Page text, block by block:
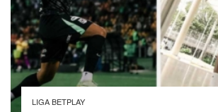
LIGA BETPLAY